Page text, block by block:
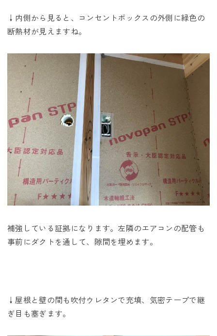
↓内側から見ると、コンセントボックスの外側に緑色の
断熱材が見えますね。
補強している証拠になります。左隣のエアコンの配管も
事前にダクトを通して、隙間を埋めます。
↓屋根と壁の間も吹付ウレタンで充填、気密テープで継
ぎ目も塞ぎます。